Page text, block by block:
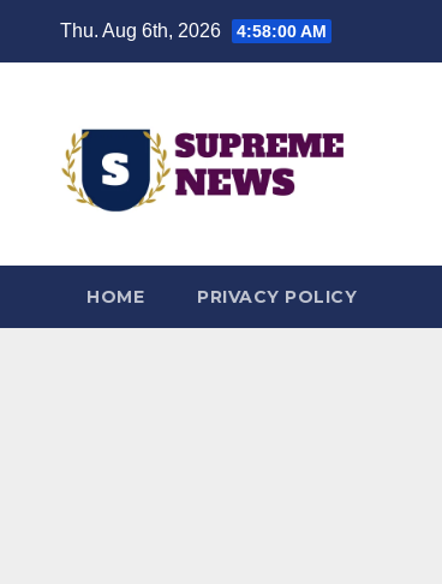
Thu. Aug 6th, 2026 4:58:01 AM
HOME PRIVACY POLICY